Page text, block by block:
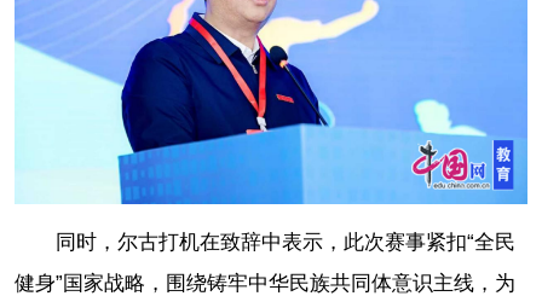
同时，尔古打机在致辞中表示，此次赛事紧扣“全民
健身”国家战略，围绕铸牢中华民族共同体意识主线，为